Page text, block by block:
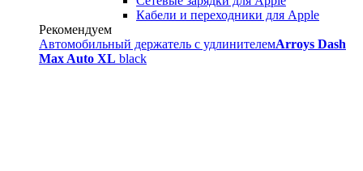
Кабели и переходники для Apple
Рекомендуем
Автомобильный держатель с удлинителемArroys Dash
Max Auto XL black